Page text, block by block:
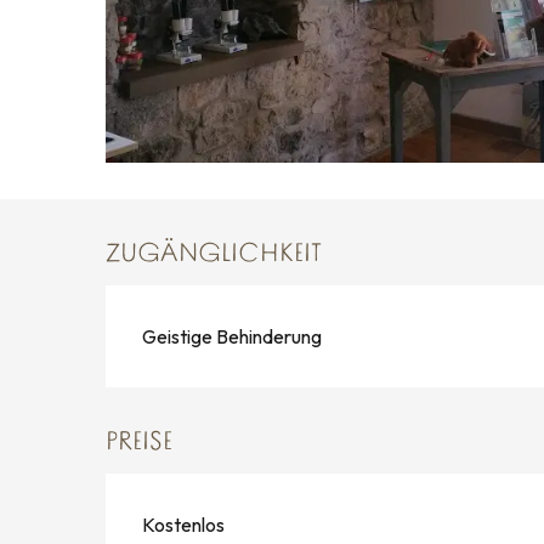
ZUGÄNGLICHKEIT
Geistige Behinderung
PREISE
Kostenlos